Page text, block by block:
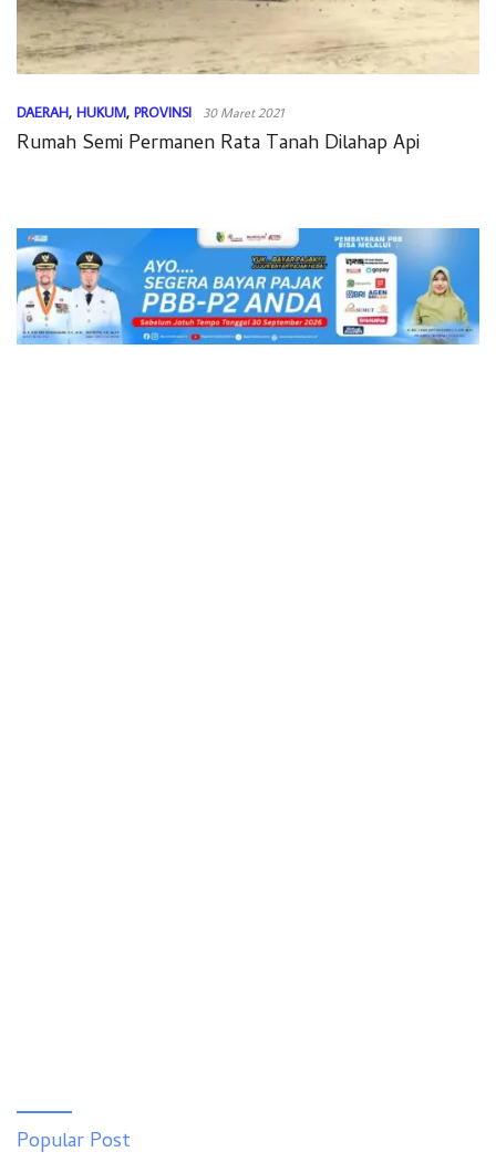
DAERAH, HUKUM, PROVINSI 30 Maret 2021
Rumah Semi Permanen Rata Tanah Dilahap Api
Popular Post